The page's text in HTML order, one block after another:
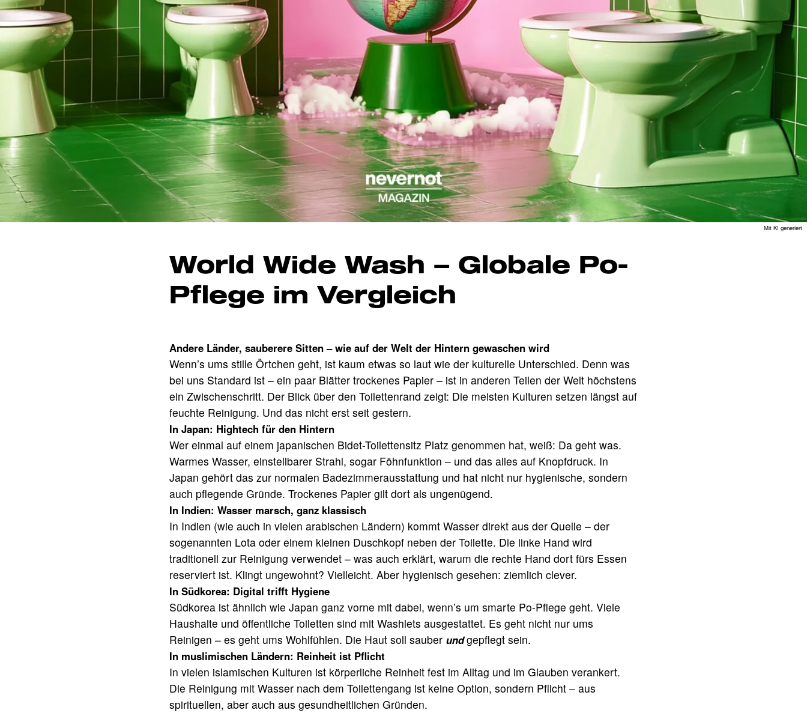
Mit KI generiert
World Wide Wash – Globale Po-
Pflege im Vergleich
Andere Länder, sauberere Sitten – wie auf der Welt der Hintern gewaschen wird
Wenn’s ums stille Örtchen geht, ist kaum etwas so laut wie der kulturelle Unterschied. Denn was
bei uns Standard ist – ein paar Blätter trockenes Papier – ist in anderen Teilen der Welt höchstens
ein Zwischenschritt. Der Blick über den Toilettenrand zeigt: Die meisten Kulturen setzen längst auf
feuchte Reinigung. Und das nicht erst seit gestern.
In Japan: Hightech für den Hintern
Wer einmal auf einem japanischen Bidet-Toilettensitz Platz genommen hat, weiß: Da geht was.
Warmes Wasser, einstellbarer Strahl, sogar Föhnfunktion – und das alles auf Knopfdruck. In
Japan gehört das zur normalen Badezimmerausstattung und hat nicht nur hygienische, sondern
auch pflegende Gründe. Trockenes Papier gilt dort als ungenügend.
In Indien: Wasser marsch, ganz klassisch
In Indien (wie auch in vielen arabischen Ländern) kommt Wasser direkt aus der Quelle – der
sogenannten Lota oder einem kleinen Duschkopf neben der Toilette. Die linke Hand wird
traditionell zur Reinigung verwendet – was auch erklärt, warum die rechte Hand dort fürs Essen
reserviert ist. Klingt ungewohnt? Vielleicht. Aber hygienisch gesehen: ziemlich clever.
In Südkorea: Digital trifft Hygiene
Südkorea ist ähnlich wie Japan ganz vorne mit dabei, wenn’s um smarte Po-Pflege geht. Viele
Haushalte und öffentliche Toiletten sind mit Washlets ausgestattet. Es geht nicht nur ums
Reinigen – es geht ums Wohlfühlen. Die Haut soll sauber undgepflegt sein.
In muslimischen Ländern: Reinheit ist Pflicht
In vielen islamischen Kulturen ist körperliche Reinheit fest im Alltag und im Glauben verankert.
Die Reinigung mit Wasser nach dem Toilettengang ist keine Option, sondern Pflicht – aus
spirituellen, aber auch aus gesundheitlichen Gründen.